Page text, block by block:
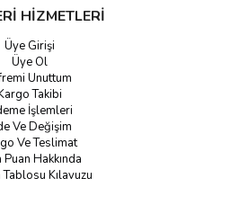
HİZMETLERİ
Üye Girişi
Üye Ol
Unuttum
Takibi
İşlemleri
Ve Değişim
Ve Teslimat
Puan Hakkında
Kılavuzu